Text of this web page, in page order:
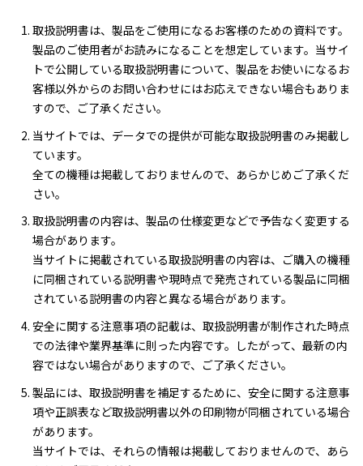
取扱説明書は、製品をご使用になるお客様のための資料です。
製品のご使用者がお読みになることを想定しています。当サイ
トで公開している取扱説明書について、製品をお使いになるお
客様以外からのお問い合わせにはお応えできない場合もありま
すので、ご了承ください。
当サイトでは、データでの提供が可能な取扱説明書のみ掲載し
ています。
全ての機種は掲載しておりませんので、あらかじめご了承くだ
さい。
取扱説明書の内容は、製品の仕様変更などで予告なく変更する
場合があります。
当サイトに掲載されている取扱説明書の内容は、ご購入の機種
に同梱されている説明書や現時点で発売されている製品に同梱
されている説明書の内容と異なる場合があります。
安全に関する注意事項の記載は、取扱説明書が制作された時点
での法律や業界基準に則った内容です。したがって、最新の内
容ではない場合がありますので、ご了承ください。
製品には、取扱説明書を補足するために、安全に関する注意事
項や正誤表など取扱説明書以外の印刷物が同梱されている場合
があります。
当サイトでは、それらの情報は掲載しておりませんので、あら